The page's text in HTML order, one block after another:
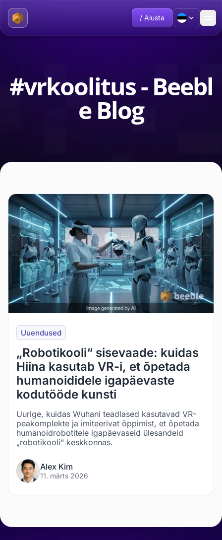
/ Alusta
#vrkoolitus - Beebl
e Blog
Uuendused
„Robotikooli“ sisevaade: kuidas
Hiina kasutab VR-i, et õpetada
humanoididele igapäevaste
kodutööde kunsti
Uurige, kuidas Wuhani teadlased kasutavad VR-
peakomplekte ja imiteerivat õppimist, et õpetada
humanoidrobotitele igapäevaseid ülesandeid
„robotikooli“ keskkonnas.
Alex Kim
11. märts 2026